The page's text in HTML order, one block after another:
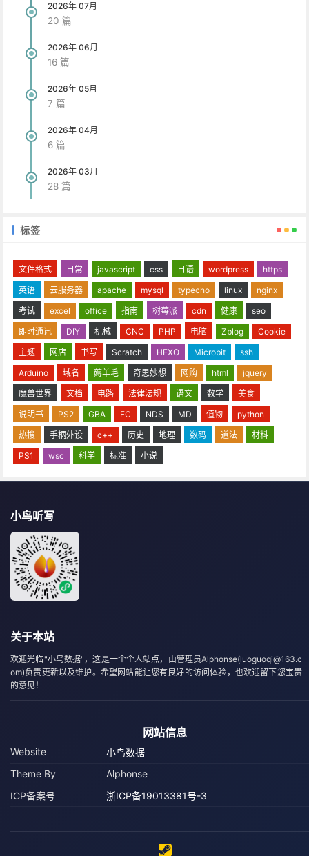
2026年 07月
20 篇
2026年 06月
16 篇
2026年 05月
7 篇
2026年 04月
6 篇
2026年 03月
28 篇
标签
文件格式 日常 javascript css 日语 wordpress
https
英语
云服务器 apache mysql typecho linux
nginx
考试
excel office 指南 树莓派 cdn 健康
seo
即时通讯
DIY 机械 CNC PHP 电脑 Zblog
Cookie
主题
网店 书写 Scratch HEXO Microbit
ssh
Arduino
域名 薅羊毛 奇思妙想 网购 html
jquery
魔兽世界
文档 电路 法律法规 语文 数学
美食
说明书
PS2 GBA FC NDS MD 值物
python
热搜
手柄外设 c++ 历史 地理 数码 道法
材料
PS1
wsc 科学 标准 小说
小鸟听写
关于本站
欢迎光临"小鸟数据"，这是一个个人站点，由管理员Alphonse(luoguoqi@163.c
om)负责更新以及维护。希望网站能让您有良好的访问体验，也欢迎留下您宝贵
的意见！
网站信息
Website
小鸟数据
Theme By
Alphonse
ICP备案号
浙ICP备19013381号-3